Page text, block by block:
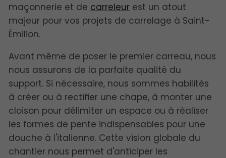
maçonnerie et de carreleur est un atout
majeur pour vos projets de carrelage à Saint-
Émilion.
Avant même de poser le premier carreau, nous
nous assurons de la parfaite qualité du
support. Si nécessaire, nous sommes habilités
à créer ou à rectifier une chape, à monter une
cloison pour délimiter un espace ou à réaliser
les formes de pente indispensables pour une
douche à l'italienne. Cette vision globale du
chantier nous permet d'anticiper les